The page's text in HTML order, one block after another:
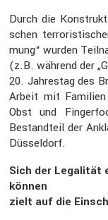
Durch die
schen
mung“ wurden
(z.B. während der
20. Jahrestag des
Arbeit mit
Obst und
Bestand­teil der
Düssel­dorf.
Sich der Legalität
können
zielt auf die